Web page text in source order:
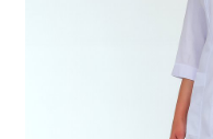
Повернення і обмін